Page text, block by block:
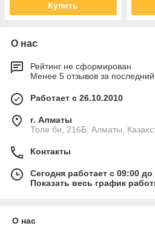
Купить
О нас
Рейтинг не сформирован
Менее 5 отзывов за последний
Работает с 26.10.2010
г. Алматы
Толе би, 216Б, Алматы,
Контакты
Сегодня работает с 09:00 до
Показать весь график
О нас